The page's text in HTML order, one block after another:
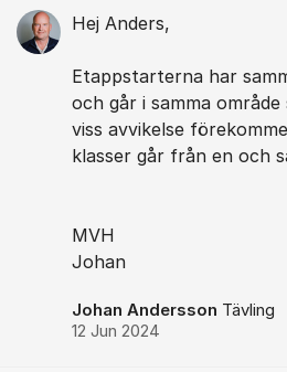
Hej Anders,
Etappstarterna har
och går i samma
viss avvikelse
klasser går från en och
MVH
Johan
Johan Andersson Tävling
12 Jun 2024